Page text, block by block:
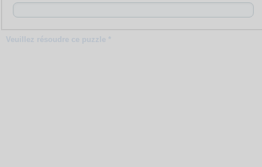
Veuillez résoudre ce puzzle *